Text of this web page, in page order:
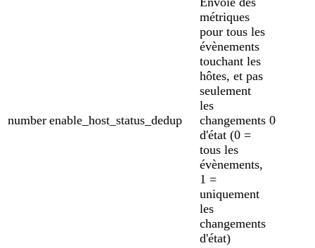
number enable_host_status_dedup
métriques
pour tous les
évènements
touchant les
hôtes, et pas
seulement
les
changements
d'état (0 =
tous les
évènements,
1 =
uniquement
les
changements
d'état)
0